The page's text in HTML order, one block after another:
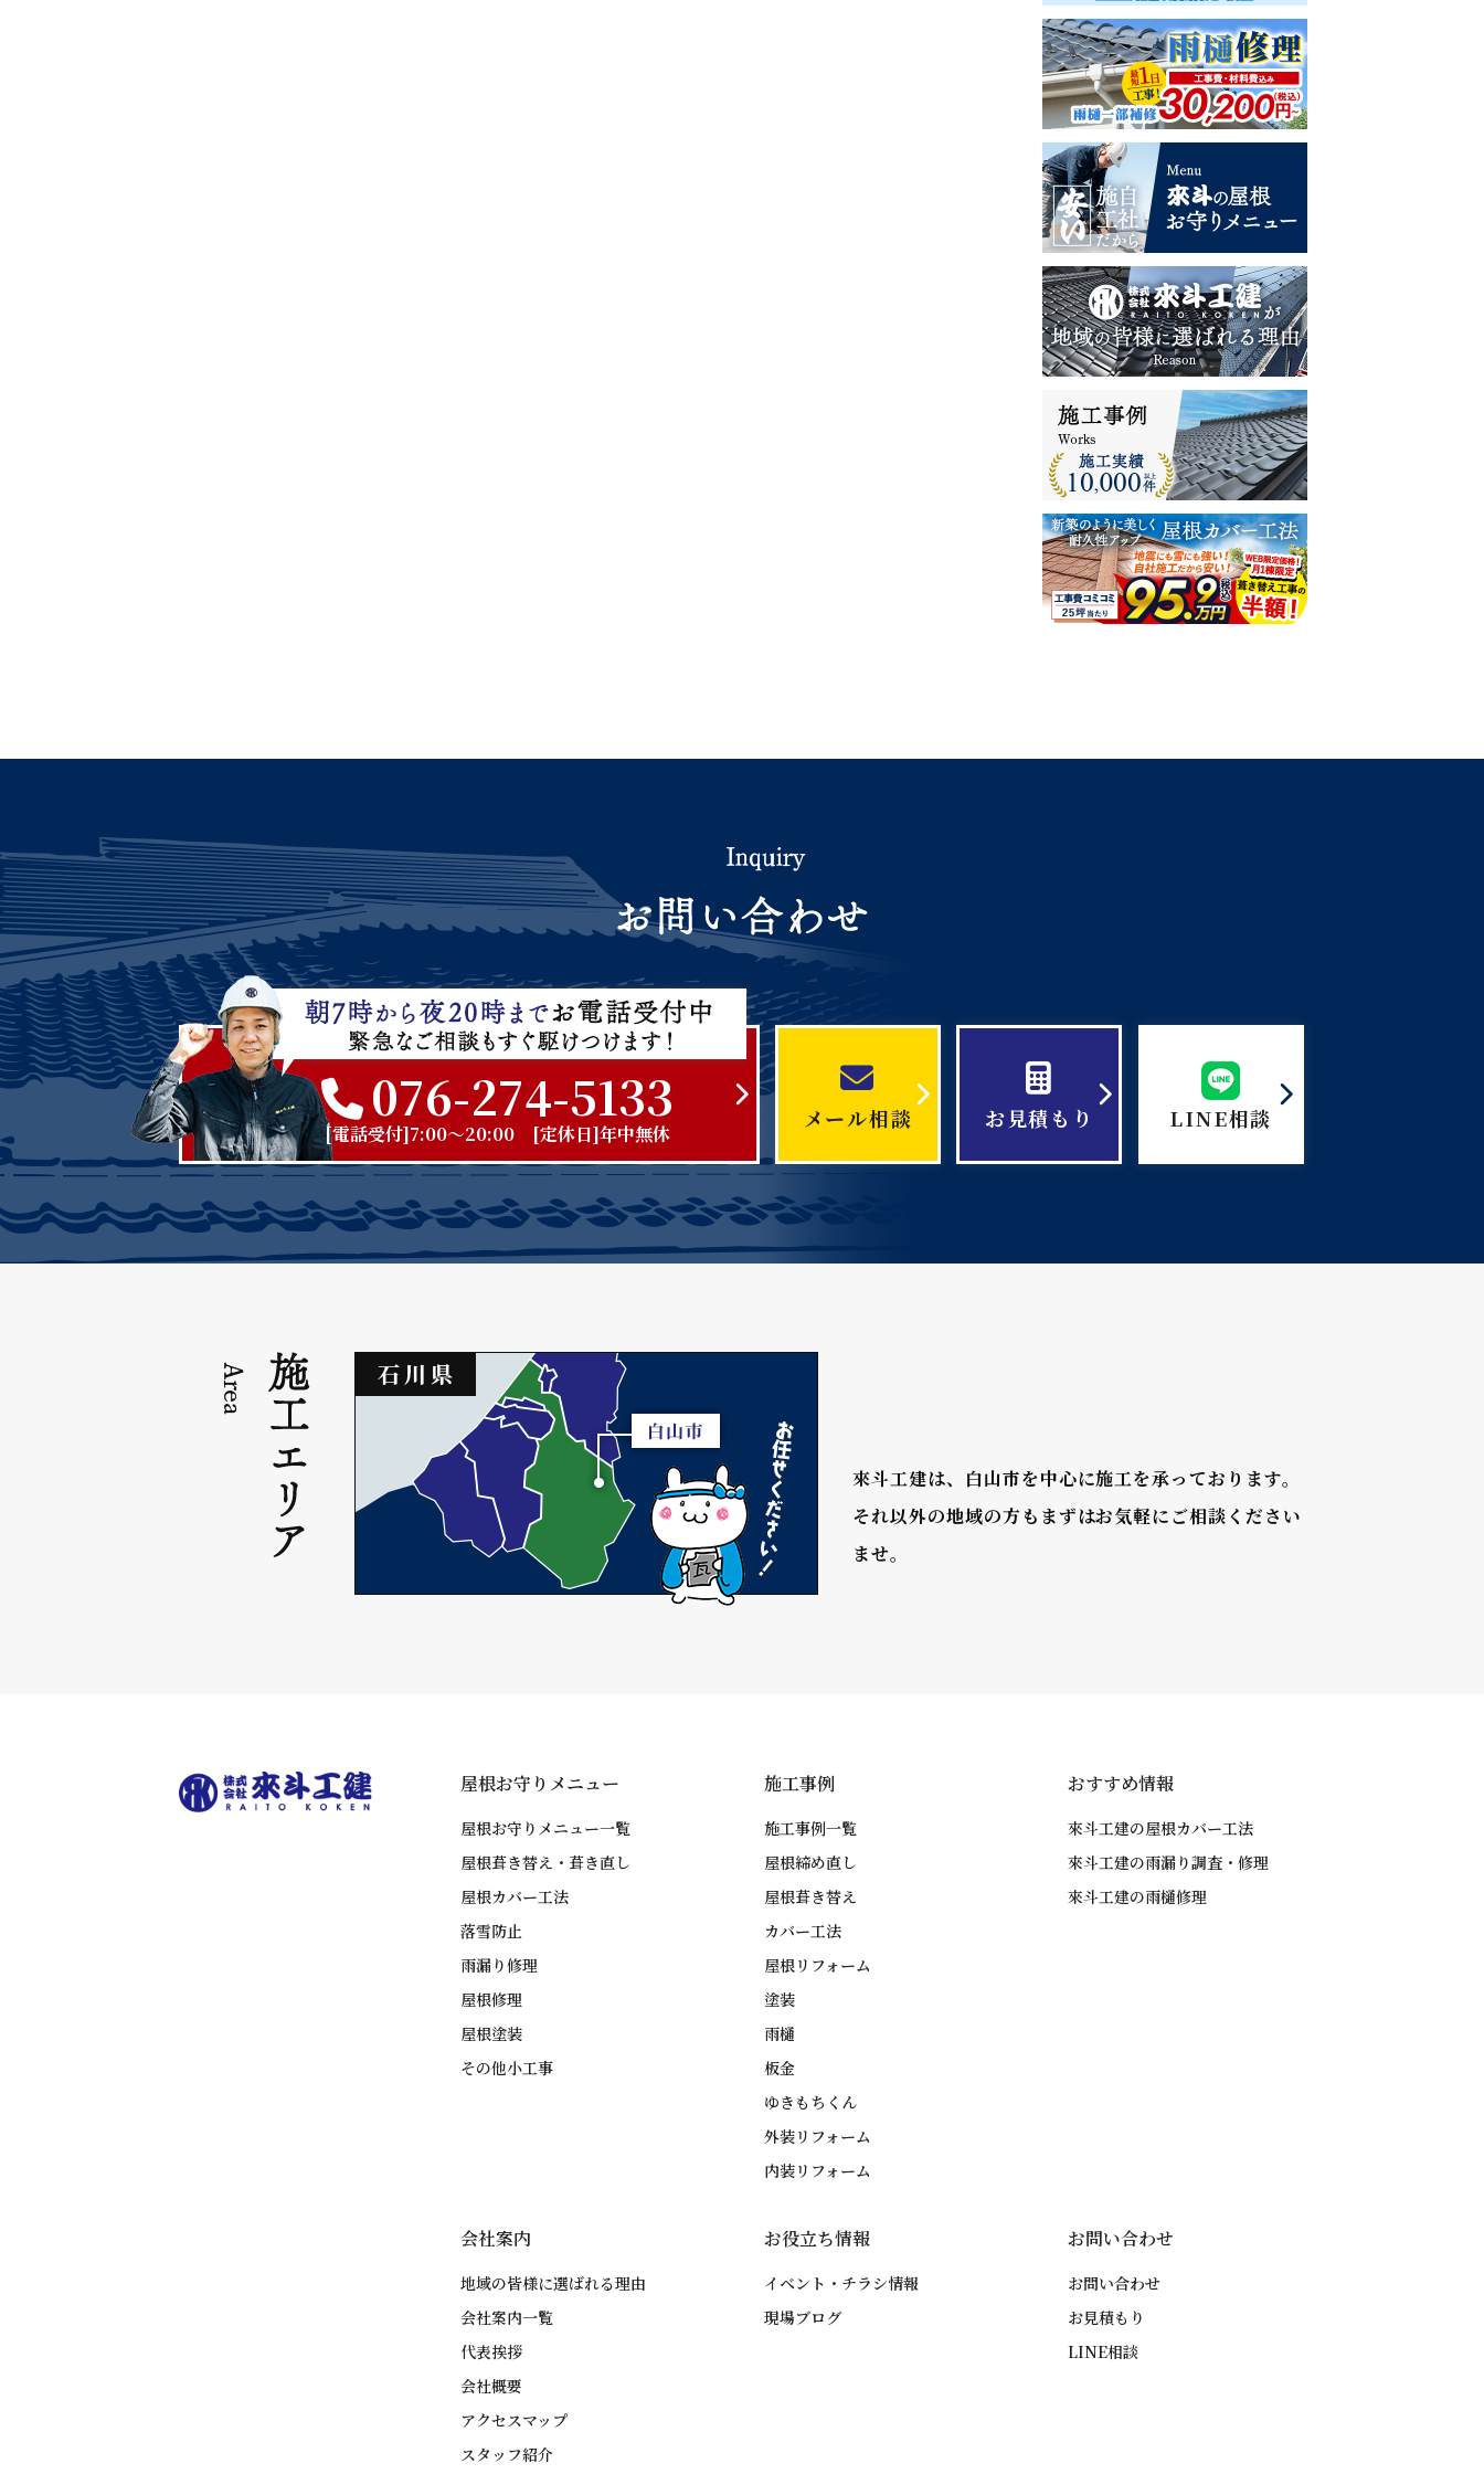
076-274-5133
[電話受付]7:00～20:00 [定休日]年中無休
メール相談 お見積もり LINE相談
來斗工建は、白山市を中心に施工を承っております。
それ以外の地域の方もまずはお気軽にご相談ください
ませ。
屋根お守りメニュー
屋根お守りメニュー一覧
屋根葺き替え・葺き直し
屋根カバー工法
落雪防止
雨漏り修理
屋根修理
屋根塗装
その他小工事
施工事例
施工事例一覧
屋根締め直し
屋根葺き替え
カバー工法
屋根リフォーム
塗装
雨樋
板金
ゆきもちくん
外装リフォーム
内装リフォーム
おすすめ情報
來斗工建の屋根カバー工法
來斗工建の雨漏り調査・修理
來斗工建の雨樋修理
会社案内
地域の皆様に選ばれる理由
会社案内一覧
代表挨拶
会社概要
アクセスマップ
スタッフ紹介
お役立ち情報
イベント・チラシ情報
現場ブログ
お問い合わせ
お問い合わせ
お見積もり
LINE相談